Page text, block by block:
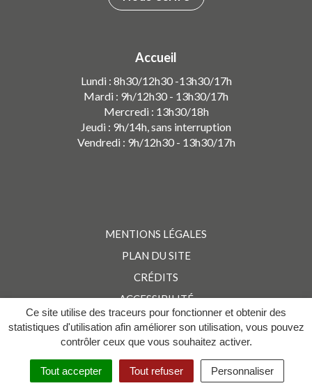
Ce site utilise des traceurs pour fonctionner et obtenir des
statistiques d'utilisation afin améliorer son utilisation, vous pouvez
contrôler ceux que vous souhaitez activer.
Tout accepter Tout refuser Personnaliser
Accueil
Lundi : 8h30/12h30 -13h30/17h
Mardi : 9h/12h30 - 13h30/17h
Mercredi : 13h30/18h
Jeudi : 9h/14h, sans interruption
Vendredi : 9h/12h30 - 13h30/17h
MENTIONS LÉGALES
PLAN DU SITE
CRÉDITS
ACCESSIBILITÉ